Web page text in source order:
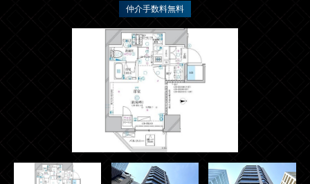
仲介手数料無料